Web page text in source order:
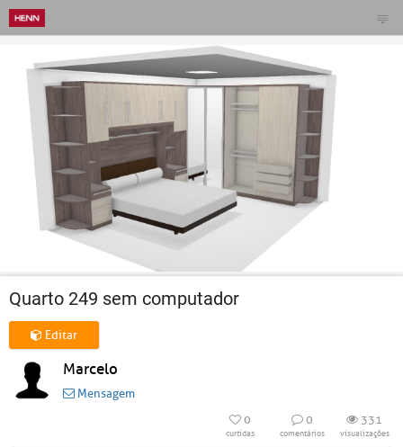
Quarto 249 sem computador
Editar
Marcelo
Mensagem
0
curtidas
0
comentários
331
visualizações